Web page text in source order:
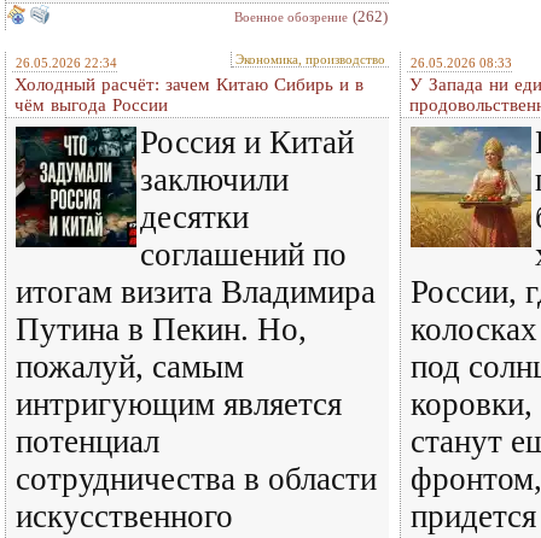
Военное обозрение (262)
26.05.2026 22:34 Экономика, производство
Холодный расчёт: зачем Китаю Сибирь и в
чём выгода России
Россия и Китай
заключили
десятки
соглашений по
итогам визита Владимира
Путина в Пекин. Но,
пожалуй, самым
интригующим является
потенциал
сотрудничества в области
искусственного
26.05.2026 08:33
У Запада ни
России,
под
коровки,
станут